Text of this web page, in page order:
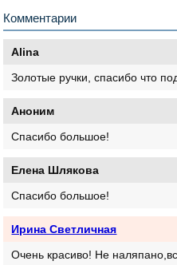
Комментарии
Alina
Золотые ручки, спасибо что
Аноним
Спасибо большое!
Елена Шлякова
Спасибо большое!
Ирина Светличная
Очень красиво! Не